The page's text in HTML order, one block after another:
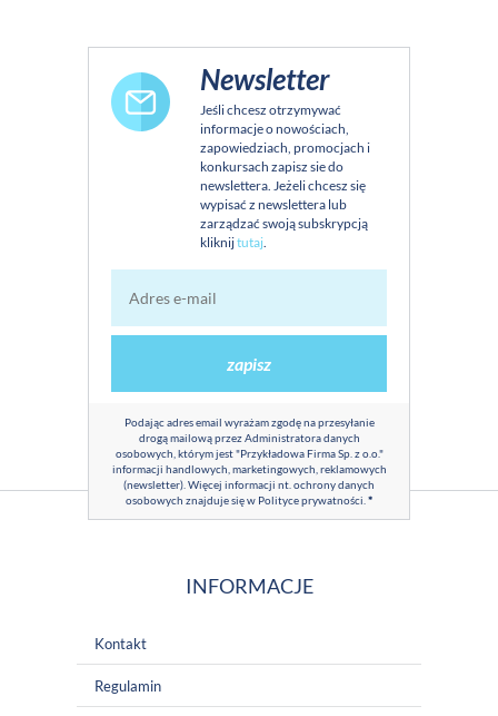
Newsletter
Jeśli chcesz otrzymywać
informacje o nowościach,
zapowiedziach, promocjach i
konkursach zapisz sie do
newslettera. Jeżeli chcesz się
wypisać z newslettera lub
zarządzać swoją subskrypcją
kliknijtutaj.
zapisz
Podając adres email wyrażam zgodę na przesyłanie
drogą mailową przez Administratora danych
osobowych, którym jest "Przykładowa Firma Sp. z o.o."
informacji handlowych, marketingowych, reklamowych
(newsletter). Więcej informacji nt. ochrony danych
osobowych znajduje się w Polityce prywatności *
INFORMACJE
Kontakt
Regulamin